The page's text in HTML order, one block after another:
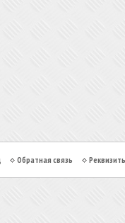
Обратная связь